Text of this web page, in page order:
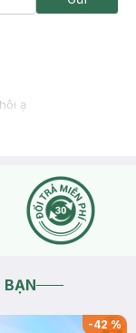
ạ
BẠN
-42%